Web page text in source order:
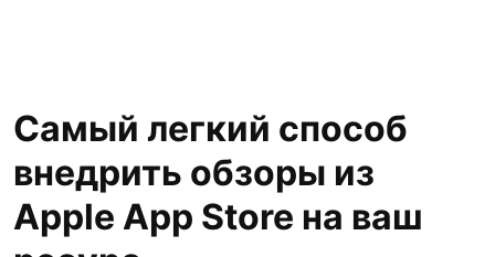
Самый легкий способ
внедрить обзоры из
Apple App Store на ваш